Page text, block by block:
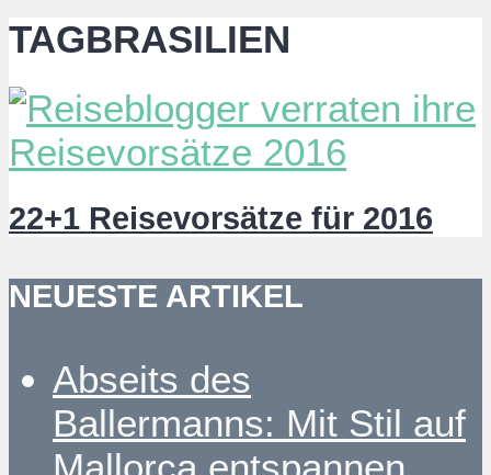
TAGBRASILIEN
22+1 Reisevorsätze für 2016
NEUESTE ARTIKEL
Abseits des
Ballermanns: Mit Stil auf
Mallorca entspannen